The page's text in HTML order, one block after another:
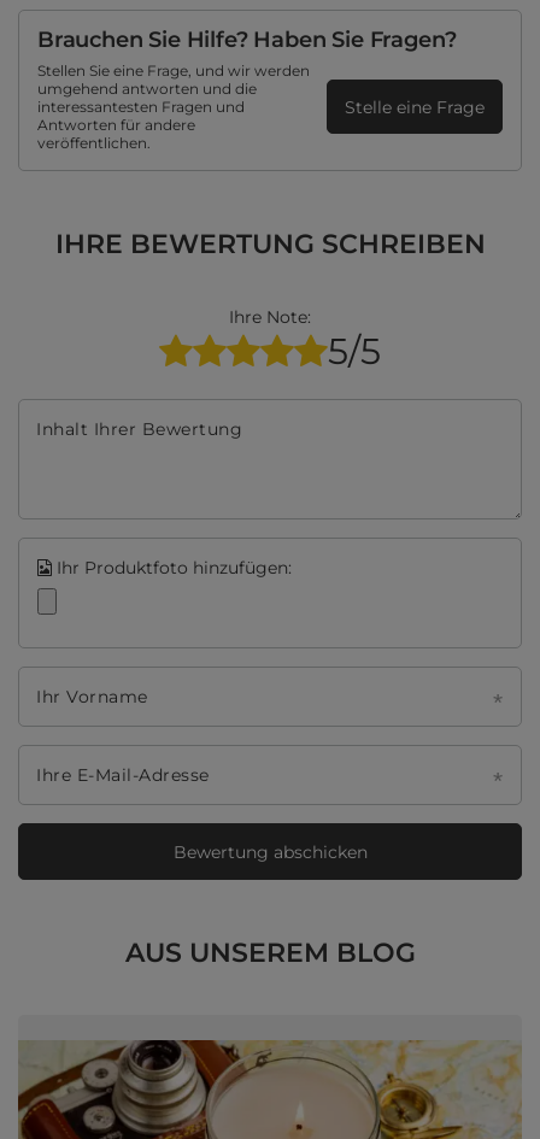
Brauchen Sie Hilfe? Haben Sie Fragen?
Stellen Sie eine Frage, und wir werden
umgehend antworten und die
interessantesten Fragen und
Antworten für andere
veröffentlichen.
Stelle eine Frage
IHRE BEWERTUNG SCHREIBEN
Ihre Note:
5/5
Inhalt Ihrer Bewertung
Ihr Produktfoto hinzufügen:
Ihr Vorname
Ihre E-Mail-Adresse
Bewertung abschicken
AUS UNSEREM BLOG